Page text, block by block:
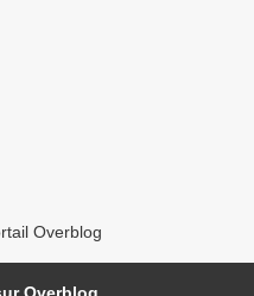
Overblog